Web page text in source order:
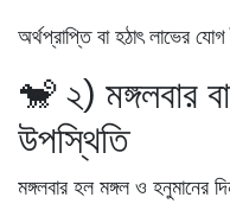
অর্থপ্রাপ্তি বা হঠাৎ লাভের
🐒 ২) মঙ্গলবার
উপস্থিতি
মঙ্গলবার হল মঙ্গল ও হনুমানের